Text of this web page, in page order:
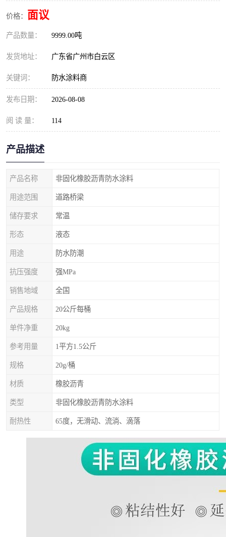
价格： 面议
产品数量： 9999.00吨
发货地址： 广东省广州市白云区
关键词： 防水涂料商
发布日期： 2026-08-08
阅 读 量： 114
产品描述
产品名称 非固化橡胶沥青防水涂料
用途范围 道路桥梁
储存要求 常温
形态 液态
用途 防水防潮
抗压强度 强MPa
销售地域 全国
产品规格 20公斤每桶
单件净重 20kg
参考用量 1平方1.5公斤
规格 20g/桶
材质 橡胶沥青
类型 非固化橡胶沥青防水涂料
耐热性 65度，无滑动、流淌、滴落